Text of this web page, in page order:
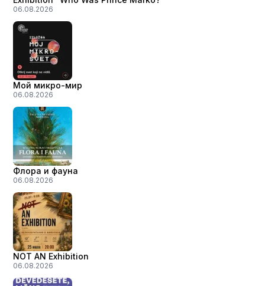
06.08.2026
Мой микро-мир
06.08.2026
Флора и фауна
06.08.2026
NOT AN Exhibition
06.08.2026